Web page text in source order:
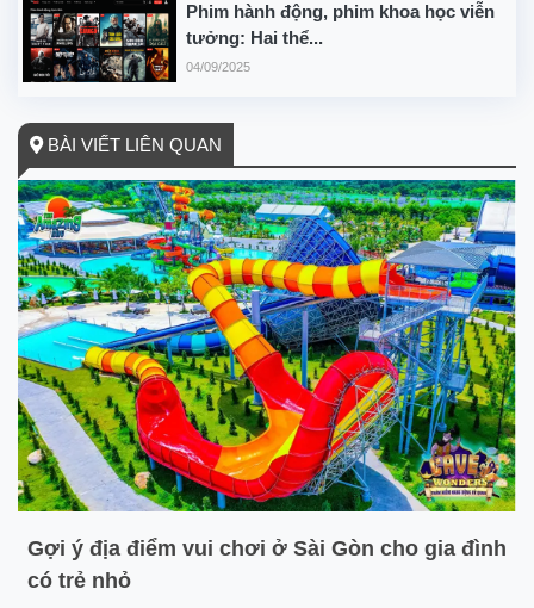
Phim hành động, phim khoa học viễn
tưởng: Hai thể...
04/09/2025
BÀI VIẾT LIÊN QUAN
Gợi ý địa điểm vui chơi ở Sài Gòn cho gia đình
có trẻ nhỏ